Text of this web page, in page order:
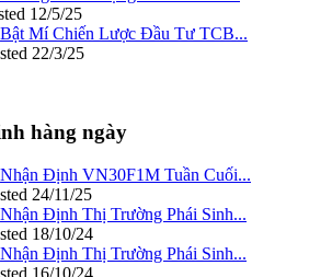
12/5/25
Bật Mí Chiến Lược Đầu Tư TCB...
22/3/25
hàng ngày
Nhận Định VN30F1M Tuần Cuối...
24/11/25
Nhận Định Thị Trường Phái Sinh...
18/10/24
Nhận Định Thị Trường Phái Sinh...